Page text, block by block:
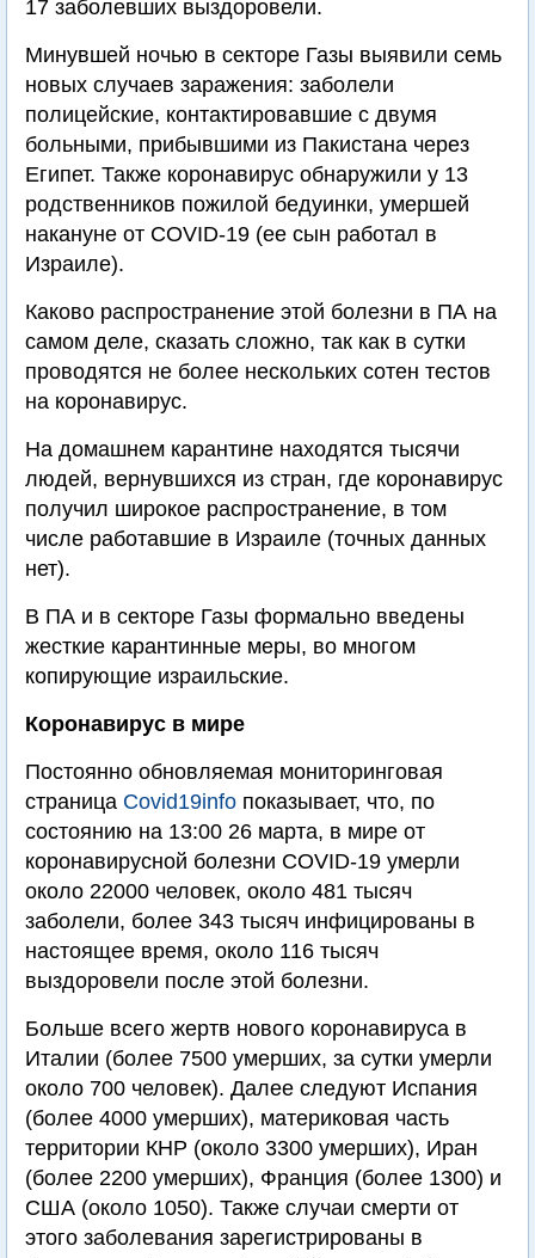
17 заболевших выздоровели.
Минувшей ночью в секторе Газы выявили семь
новых случаев заражения: заболели
полицейские, контактировавшие с двумя
больными, прибывшими из Пакистана через
Египет. Также коронавирус обнаружили у 13
родственников пожилой бедуинки, умершей
накануне от COVID-19 (ее сын работал в
Израиле).
Каково распространение этой болезни в ПА на
самом деле, сказать сложно, так как в сутки
проводятся не более нескольких сотен тестов
на коронавирус.
На домашнем карантине находятся тысячи
людей, вернувшихся из стран, где коронавирус
получил широкое распространение, в том
числе работавшие в Израиле (точных данных
нет).
В ПА и в секторе Газы формально введены
жесткие карантинные меры, во многом
копирующие израильские.
Коронавирус в мире
Постоянно обновляемая мониторинговая
страница Covid19info показывает, что, по
состоянию на 13:00 26 марта, в мире от
коронавирусной болезни COVID-19 умерли
около 22000 человек, около 481 тысяч
заболели, более 343 тысяч инфицированы в
настоящее время, около 116 тысяч
выздоровели после этой болезни.
Больше всего жертв нового коронавируса в
Италии (более 7500 умерших, за сутки умерли
около 700 человек). Далее следуют Испания
(более 4000 умерших), материковая часть
территории КНР (около 3300 умерших), Иран
(более 2200 умерших), Франция (более 1300) и
США (около 1050). Также случаи смерти от
этого заболевания зарегистрированы в